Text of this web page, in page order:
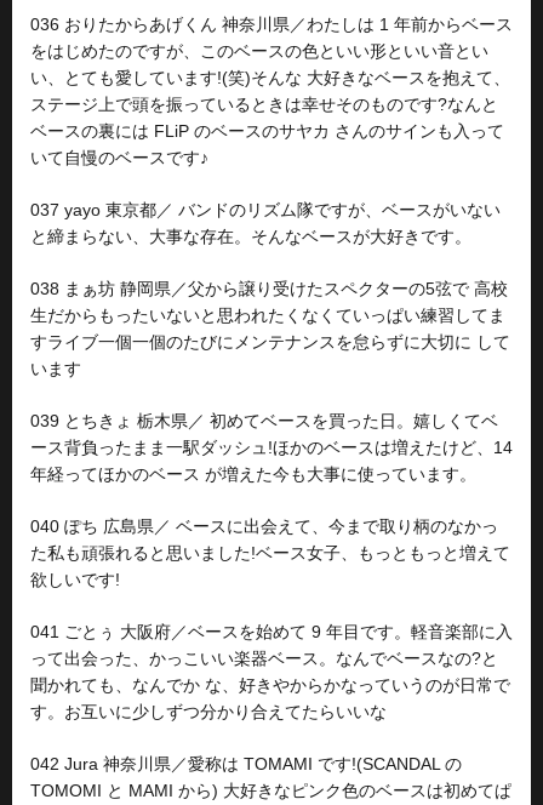
036 おりたからあげくん 神奈川県／わたしは 1 年前からベース
をはじめたのですが、このベースの色といい形といい音とい
い、とても愛しています!(笑)そんな 大好きなベースを抱えて、
ステージ上で頭を振っているときは幸せそのものです?なんと
ベースの裏には FLiP のベースのサヤカ さんのサインも入って
いて自慢のベースです♪
037 yayo 東京都／ バンドのリズム隊ですが、ベースがいない
と締まらない、大事な存在。そんなベースが大好きです。
038 まぁ坊 静岡県／父から譲り受けたスペクターの5弦で 高校
生だからもったいないと思われたくなくていっぱい練習してま
すライブ一個一個のたびにメンテナンスを怠らずに大切に して
います
039 とちきょ 栃木県／ 初めてベースを買った日。嬉しくてベ
ース背負ったまま一駅ダッシュ!ほかのベースは増えたけど、14
年経ってほかのベース が増えた今も大事に使っています。
040 ぽち 広島県／ ベースに出会えて、今まで取り柄のなかっ
た私も頑張れると思いました!ベース女子、もっともっと増えて
欲しいです!
041 ごとぅ 大阪府／ベースを始めて 9 年目です。軽音楽部に入
って出会った、かっこいい楽器ベース。なんでベースなの?と
聞かれても、なんでか な、好きやからかなっていうのが日常で
す。お互いに少しずつ分かり合えてたらいいな
042 Jura 神奈川県／愛称は TOMAMI です!(SCANDAL の
TOMOMI と MAMI から) 大好きなピンク色のベースは初めてぱ